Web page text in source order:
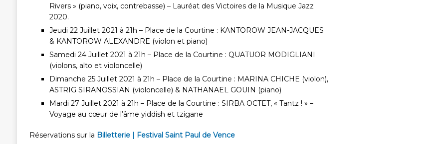
Rivers » (piano, voix, contrebasse) – Lauréat des Victoires de la Musique Jazz
2020.
Jeudi 22 Juillet 2021 à 21h – Place de la Courtine : KANTOROW JEAN-JACQUES
& KANTOROW ALEXANDRE (violon et piano)
Samedi 24 Juillet 2021 à 21h – Place de la Courtine : QUATUOR MODIGLIANI
(violons, alto et violoncelle)
Dimanche 25 Juillet 2021 à 21h – Place de la Courtine : MARINA CHICHE (violon),
ASTRIG SIRANOSSIAN (violoncelle) & NATHANAEL GOUIN (piano)
Mardi 27 Juillet 2021 à 21h – Place de la Courtine : SIRBA OCTET, « Tantz ! » –
Voyage au cœur de l’âme yiddish et tzigane
Réservations sur la Billetterie | Festival Saint Paul de Vence